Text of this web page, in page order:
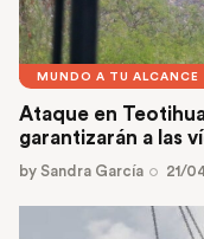
MUNDO A TU ALCANCE
Ataque en
garantizarán a las
by Sandra García 21/